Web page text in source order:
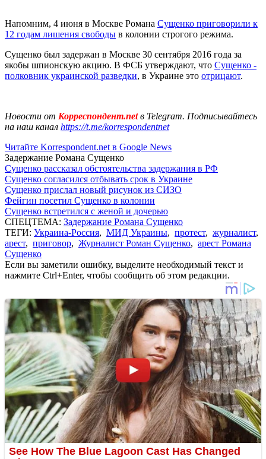
Напомним, 4 июня в Москве Романа Сущенко приговорили к
12 годам лишения свободы в колонии строгого режима.
Сущенко был задержан в Москве 30 сентября 2016 года за
якобы шпионскую акцию. В ФСБ утверждают, что Сущенко -
полковник украинской разведки, в Украине это отрицают.
Новости от Корреспондент.netв Telegram. Подписывайтесь
на наш канал https://t.me/korrespondentnet
Читайте Korrespondent.net в Google News
Задержание Романа Сущенко
Сущенко рассказал обстоятельства задержания в РФ
Сущенко согласился отбывать срок в Украине
Сущенко прислал новый рисунок из СИЗО
Фейгин посетил Сущенко в колонии
Сущенко встретился с женой и дочерью
СПЕЦТЕМА: Задержание Романа Сущенко
ТЕГИ: Украина-Россия, МИД Украины, протест, журналист,
арест, приговор, Журналист Роман Сущенко, арест Романа
Сущенко
Если вы заметили ошибку, выделите необходимый текст и
нажмите Ctrl+Enter, чтобы сообщить об этом редакции.